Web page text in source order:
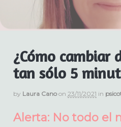
Laura
espai de
Laura Cano | Psicóloga y
¿Cómo cambiar
tan sólo 5
by Laura Cano on 23/11/2021 in
Alerta: No todo el